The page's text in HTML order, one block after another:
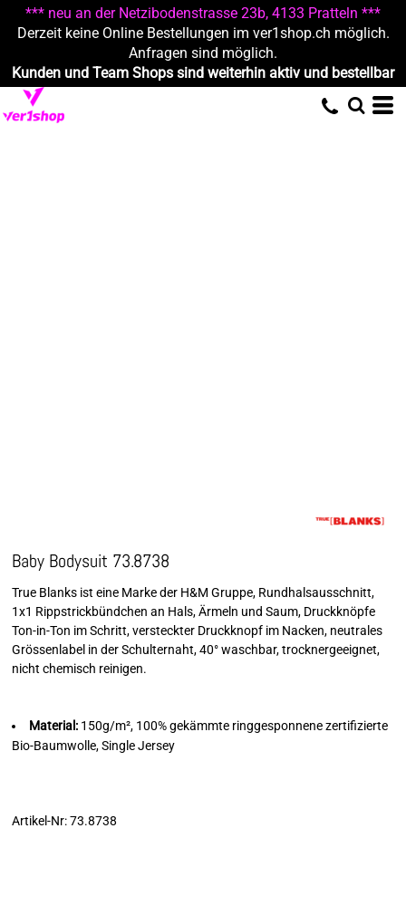
*** neu an der Netzibodenstrasse 23b, 4133 Pratteln ***
Derzeit keine Online Bestellungen im ver1shop.ch möglich.
Anfragen sind möglich.
Kunden und Team Shops sind weiterhin aktiv und bestellbar
Baby Bodysuit 73.8738
True Blanks ist eine Marke der H&M Gruppe, Rundhalsausschnitt,
1x1 Rippstrickbündchen an Hals, Ärmeln und Saum, Druckknöpfe
Ton-in-Ton im Schritt, versteckter Druckknopf im Nacken, neutrales
Grössenlabel in der Schulternaht, 40° waschbar, trocknergeeignet,
nicht chemisch reinigen.
Material: 150g/m², 100% gekämmte ringgesponnene zertifizierte
Bio-Baumwolle, Single Jersey
Artikel-Nr: 73.8738